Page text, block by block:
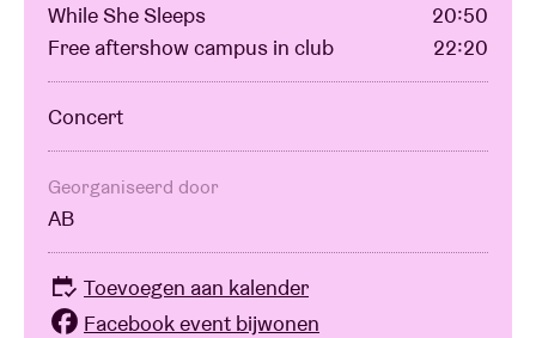
While She Sleeps
20:50
Free aftershow campus in club
22:20
Concert
Georganiseerd door
AB
Toevoegen aan kalender
Facebook event bijwonen